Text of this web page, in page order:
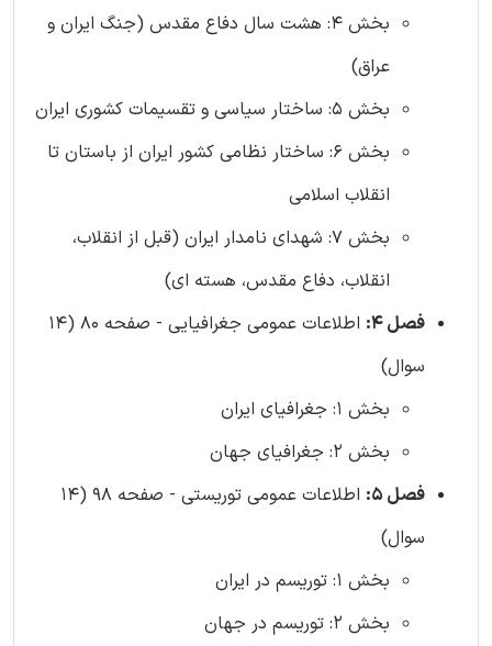
بخش 4: هشت سال دفاع مقدس (جنگ ایران و
عراق)
بخش 5: ساختار سیاسی و تقسیمات کشوری ایران
بخش 6: ساختار نظامی کشور ایران از باستان تا
انقلاب اسلامی
بخش 7: شهدای نامدار ایران (قبل از انقلاب،
انقلاب، دفاع مقدس، هسته ای)
فصل 4:
اطلاعات عمومی جغرافیایی - صفحه 80 (14
سوال)
بخش 1: جغرافیای ایران
بخش 2: جغرافیای جهان
فصل 5:
اطلاعات عمومی توریستی - صفحه 98 (14
سوال)
بخش 1: توریسم در ایران
بخش 2: توریسم در جهان